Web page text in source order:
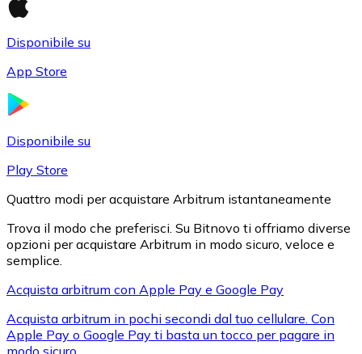
XRP
Disponibile su
App Store
Disponibile su
Play Store
Quattro modi per acquistare Arbitrum istantaneamente
Trova il modo che preferisci. Su Bitnovo ti offriamo diverse
opzioni per acquistare Arbitrum in modo sicuro, veloce e
semplice.
Acquista arbitrum con Apple Pay e Google Pay
Acquista arbitrum in pochi secondi dal tuo cellulare. Con
Apple Pay o Google Pay ti basta un tocco per pagare in
modo sicuro.